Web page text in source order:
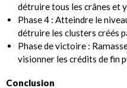
détruire tous les crânes et
Phase 4 : Atteindre le
détruire les clusters créés
Phase de victoire :
visionner les crédits de fin
Conclusion